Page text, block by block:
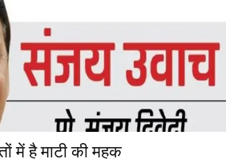
में है माटी की महक